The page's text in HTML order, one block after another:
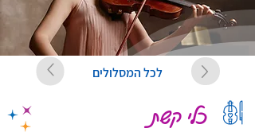
כלי קשת
לכל המסלולים